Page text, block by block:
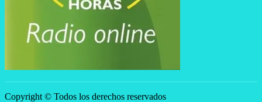
Copyright © Todos los derechos reservados